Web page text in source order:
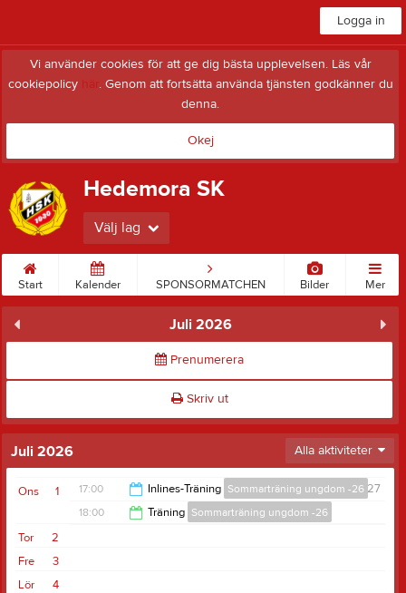
Logga in
Vi använder cookies för att ge dig bästa upplevelsen. Läs vår
cookiepolicy här. Genom att fortsätta använda tjänsten godkänner du
denna.
Okej
Hedemora SK
Välj lag
Start Kalender SPONSORMATCHEN Bilder Mer
Juli 2026
Prenumerera
Skriv ut
Juli 2026 Alla aktiviteter
1
Ons v.27
17:00 Inlines-Träning Sommarträning ungdom -26
18:00 Träning Sommarträning ungdom -26
2
Tor
3
Fre
4
Lör